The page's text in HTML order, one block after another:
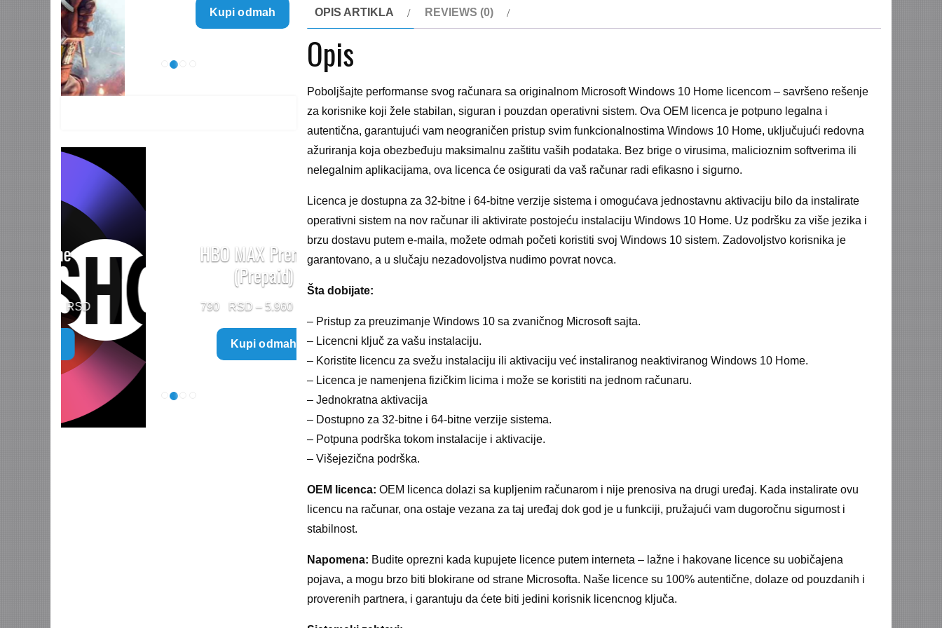
OPIS ARTIKLA REVIEWS (0)
Opis
Poboljšajte performanse svog računara sa originalnom Microsoft Windows 10 Home licencom – savršeno rešenje
za korisnike koji žele stabilan, siguran i pouzdan operativni sistem. Ova OEM licenca je potpuno legalna i
autentična, garantujući vam neograničen pristup svim funkcionalnostima Windows 10 Home, uključujući redovna
ažuriranja koja obezbeđuju maksimalnu zaštitu vaših podataka. Bez brige o virusima, malicioznim softverima ili
nelegalnim aplikacijama, ova licenca će osigurati da vaš računar radi efikasno i sigurno.
Licenca je dostupna za 32-bitne i 64-bitne verzije sistema i omogućava jednostavnu aktivaciju bilo da instalirate
operativni sistem na nov računar ili aktivirate postojeću instalaciju Windows 10 Home. Uz podršku za više jezika i
brzu dostavu putem e-maila, možete odmah početi koristiti svoj Windows 10 sistem. Zadovoljstvo korisnika je
garantovano, a u slučaju nezadovoljstva nudimo povrat novca.
Šta dobijate:
– Pristup za preuzimanje Windows 10 sa zvaničnog Microsoft sajta.
– Licencni ključ za vašu instalaciju.
– Koristite licencu za svežu instalaciju ili aktivaciju već instaliranog neaktiviranog Windows 10 Home.
– Licenca je namenjena fizičkim licima i može se koristiti na jednom računaru.
– Jednokratna aktivacija
– Dostupno za 32-bitne i 64-bitne verzije sistema.
– Potpuna podrška tokom instalacije i aktivacije.
– Višejezična podrška.
OEM licenca: OEM licenca dolazi sa kupljenim računarom i nije prenosiva na drugi uređaj. Kada instalirate ovu
licencu na računar, ona ostaje vezana za taj uređaj dok god je u funkciji, pružajući vam dugoročnu sigurnost i
stabilnost.
Napomena: Budite oprezni kada kupujete licence putem interneta – lažne i hakovane licence su uobičajena
pojava, a mogu brzo biti blokirane od strane Microsofta. Naše licence su 100% autentične, dolaze od pouzdanih i
proverenih partnera, i garantuju da ćete biti jedini korisnik licencnog ključa.
499 $
Kupi odmah
HBO MAX Premium
790 5.960
Price
range:
790 $